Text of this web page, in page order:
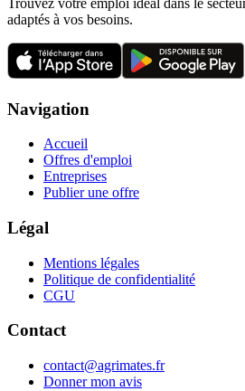
adaptés à vos besoins.
Navigation
Accueil
Offres d'emploi
Entreprises
Publier une offre
Légal
Mentions légales
Politique de confidentialité
CGU
Contact
contact@agrimates.fr
Donner mon avis